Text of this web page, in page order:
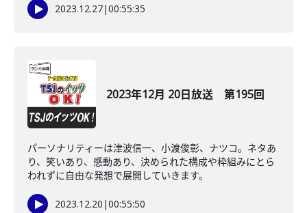
2023.12.27|00:55:35
2023年12月 20日放送 第195回
パーソナリティーは津波信一、小渡俊彰、ナツコ。ネタあ
り、笑いあり、感動あり、決められた構成や枠組みにとら
われずに自由な発想で展開していきます。
2023.12.20 |00:55:50